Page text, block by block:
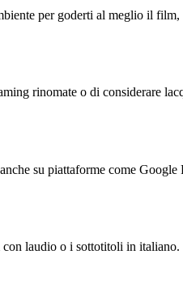
per goderti al meglio il film,
rinomate o di considerare
su piattaforme come
laudio o i sottotitoli in